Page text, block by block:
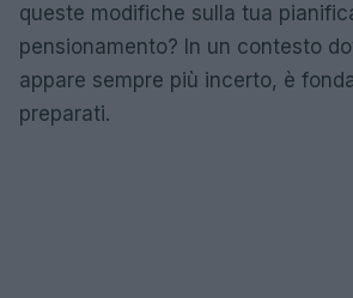
queste modifiche sulla tua
pensionamento? In un contesto
appare sempre più incerto, è
preparati.